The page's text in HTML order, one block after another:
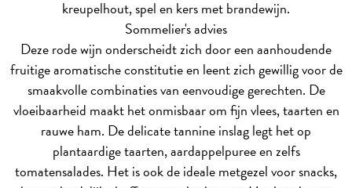
kreupelhout, spel en kers met brandewijn.
Sommelier's advies
Deze rode wijn onderscheidt zich door een aanhoudende
fruitige aromatische constitutie en leent zich gewillig voor de
smaakvolle combinaties van eenvoudige gerechten. De
vloeibaarheid maakt het onmisbaar om fijn vlees, taarten en
rauwe ham. De delicate tannine inslag legt het op
plantaardige taarten, aardappelpuree en zelfs
tomatensalades. Het is ook de ideale metgezel voor snacks,